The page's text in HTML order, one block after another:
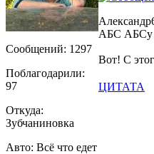
Сообщений: 1297
Поблагодарили:
97
Откуда:
Зубчаниновка
Авто: Всё что едет
АБС АБСу
Вот! С
ЦИТАТА